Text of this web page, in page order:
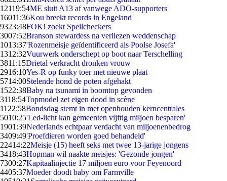
12119:54ME sluit A13 af vanwege ADO-supporters
16011:36Kou breekt records in Engeland
9323:48FOK! zoekt Spellcheckers
3007:52Branson stewardess na verliezen weddenschap
1013:37'Rozenmeisje geïdentificeerd als Poolse Josefa'
1312:32Vuurwerk onderschept op boot naar Terschelling
3811:15Drietal verkracht dronken vrouw
2916:10Yes-R op funky toer met nieuwe plaat
5714:00Stelende hond de poten afgehakt
1522:38Baby na tsunami in boomtop gevonden
3118:54Topmodel zet eigen dood in scène
11 22:58Bondsdag stemt in met openhouden kerncentrales
5010:25'Led-licht kan gemeenten vijftig miljoen besparen'
1901:39Nederlands echtpaar verdacht van miljoenenbedrog
3409:49'Proefdieren worden goed behandeld'
22414:22Meisje (15) heeft seks met twee 13-jarige jongens
3418:43Hopman wil naakte meisjes: 'Gezonde jongen'
7300:27Kapitaalinjectie 17 miljoen euro voor Feyenoord
4405:37Moeder doodt baby om Farmville